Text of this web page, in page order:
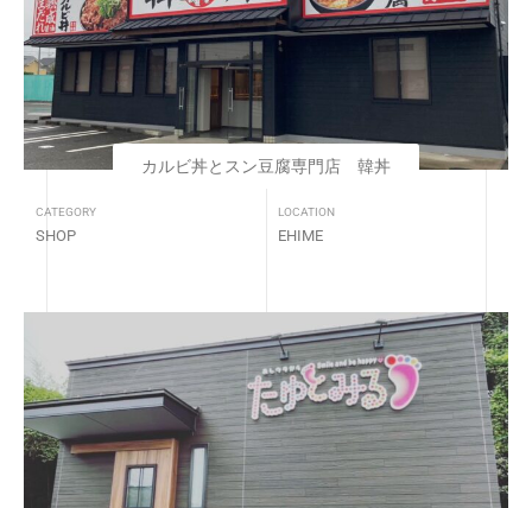
カルビ丼とスン豆腐専門店 韓丼
CATEGORY
SHOP
LOCATION
EHIME